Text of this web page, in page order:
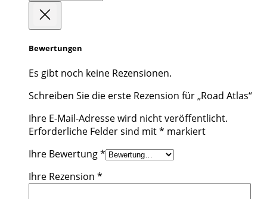
Bewertungen
Es gibt noch keine Rezensionen.
Schreiben Sie die erste Rezension für „Road Atlas“
Ihre E-Mail-Adresse wird nicht veröffentlicht.
Erforderliche Felder sind mit* markiert
Ihre Bewertung*
Ihre Rezension *